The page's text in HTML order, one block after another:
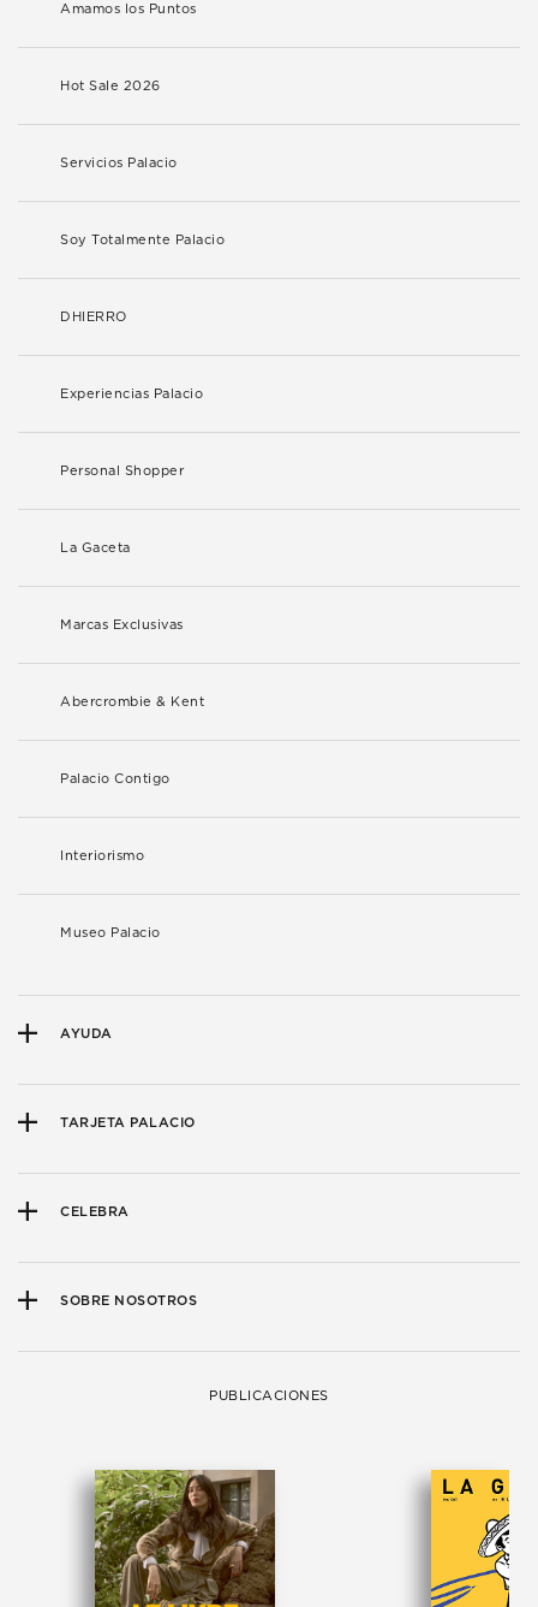
Amamos los Puntos
Hot Sale 2026
Servicios Palacio
Soy Totalmente Palacio
DHIERRO
Experiencias Palacio
Personal Shopper
La Gaceta
Marcas Exclusivas
Abercrombie & Kent
Palacio Contigo
Interiorismo
Museo Palacio
AYUDA
TARJETA PALACIO
CELEBRA
SOBRE NOSOTROS
PUBLICACIONES